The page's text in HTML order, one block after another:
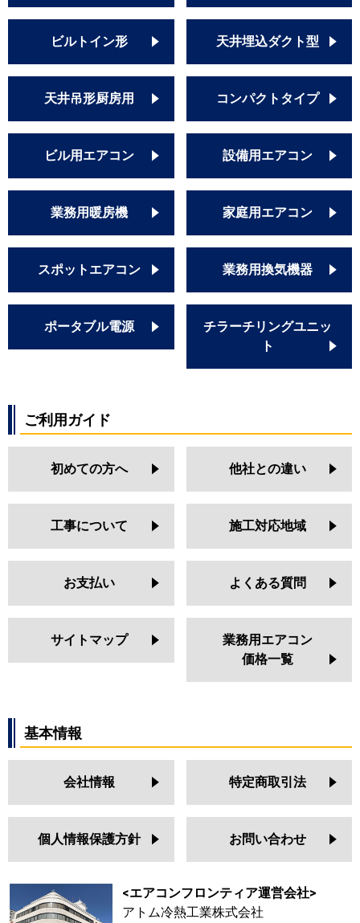
ビルトイン形 天井埋込ダクト型
天井吊形厨房用 コンパクトタイプ
ビル用エアコン 設備用エアコン
業務用暖房機 家庭用エアコン
スポットエアコン 業務用換気機器
ポータブル電源
チラーチリングユニッ
ト
ご利用ガイド
初めての方へ 他社との違い
工事について 施工対応地域
お支払い よくある質問
サイトマップ
業務用エアコン
価格一覧
基本情報
会社情報 特定商取引法
個人情報保護方針 お問い合わせ
<エアコンフロンティア運営会社>
アトム冷熱工業株式会社